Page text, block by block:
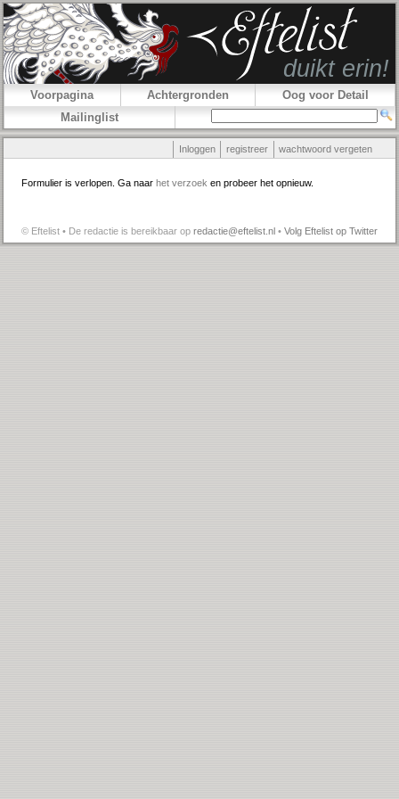
Voorpagina Achtergronden
Oog voor Detail
Mailinglist
Inloggen registreer wachtwoord vergeten
Formulier is verlopen. Ga naar het verzoek en probeer het opnieuw.
© Eftelist • De redactie is bereikbaar op redactie@eftelist.nl • Volg Eftelist op Twitter